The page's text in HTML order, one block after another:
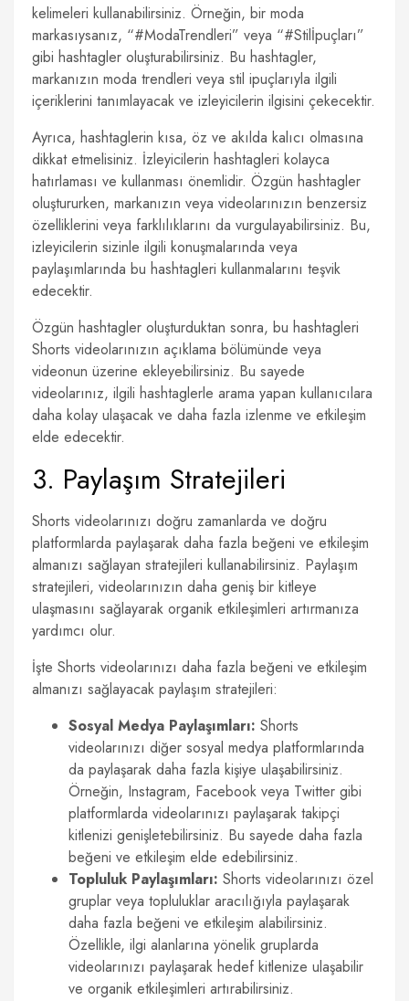
kelimeleri kullanabilirsiniz. Örneğin, bir moda
markasıysanız, “#ModaTrendleri” veya “#Stilİpuçları”
gibi hashtagler oluşturabilirsiniz. Bu hashtagler,
markanızın moda trendleri veya stil ipuçlarıyla ilgili
içeriklerini tanımlayacak ve izleyicilerin ilgisini çekecektir.
Ayrıca, hashtaglerin kısa, öz ve akılda kalıcı olmasına
dikkat etmelisiniz. İzleyicilerin hashtagleri kolayca
hatırlaması ve kullanması önemlidir. Özgün hashtagler
oluştururken, markanızın veya videolarınızın benzersiz
özelliklerini veya farklılıklarını da vurgulayabilirsiniz. Bu,
izleyicilerin sizinle ilgili konuşmalarında veya
paylaşımlarında bu hashtagleri kullanmalarını teşvik
edecektir.
Özgün hashtagler oluşturduktan sonra, bu hashtagleri
Shorts videolarınızın açıklama bölümünde veya
videonun üzerine ekleyebilirsiniz. Bu sayede
videolarınız, ilgili hashtaglerle arama yapan kullanıcılara
daha kolay ulaşacak ve daha fazla izlenme ve etkileşim
elde edecektir.
3. Paylaşım Stratejileri
Shorts videolarınızı doğru zamanlarda ve doğru
platformlarda paylaşarak daha fazla beğeni ve etkileşim
almanızı sağlayan stratejileri kullanabilirsiniz. Paylaşım
stratejileri, videolarınızın daha geniş bir kitleye
ulaşmasını sağlayarak organik etkileşimleri artırmanıza
yardımcı olur.
İşte Shorts videolarınızı daha fazla beğeni ve etkileşim
almanızı sağlayacak paylaşım stratejileri:
Sosyal Medya Paylaşımları: Shorts
videolarınızı diğer sosyal medya platformlarında
da paylaşarak daha fazla kişiye ulaşabilirsiniz.
Örneğin, Instagram, Facebook veya Twitter gibi
platformlarda videolarınızı paylaşarak takipçi
kitlenizi genişletebilirsiniz. Bu sayede daha fazla
beğeni ve etkileşim elde edebilirsiniz.
Topluluk Paylaşımları: Shorts videolarınızı özel
gruplar veya topluluklar aracılığıyla paylaşarak
daha fazla beğeni ve etkileşim alabilirsiniz.
Özellikle, ilgi alanlarına yönelik gruplarda
videolarınızı paylaşarak hedef kitlenize ulaşabilir
ve organik etkileşimleri artırabilirsiniz.